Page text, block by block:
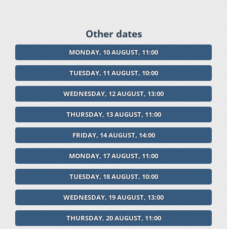
Other dates
MONDAY, 10 AUGUST, 11:00
TUESDAY, 11 AUGUST, 10:00
WEDNESDAY, 12 AUGUST, 13:00
THURSDAY, 13 AUGUST, 11:00
FRIDAY, 14 AUGUST, 14:00
MONDAY, 17 AUGUST, 11:00
TUESDAY, 18 AUGUST, 10:00
WEDNESDAY, 19 AUGUST, 13:00
THURSDAY, 20 AUGUST, 11:00